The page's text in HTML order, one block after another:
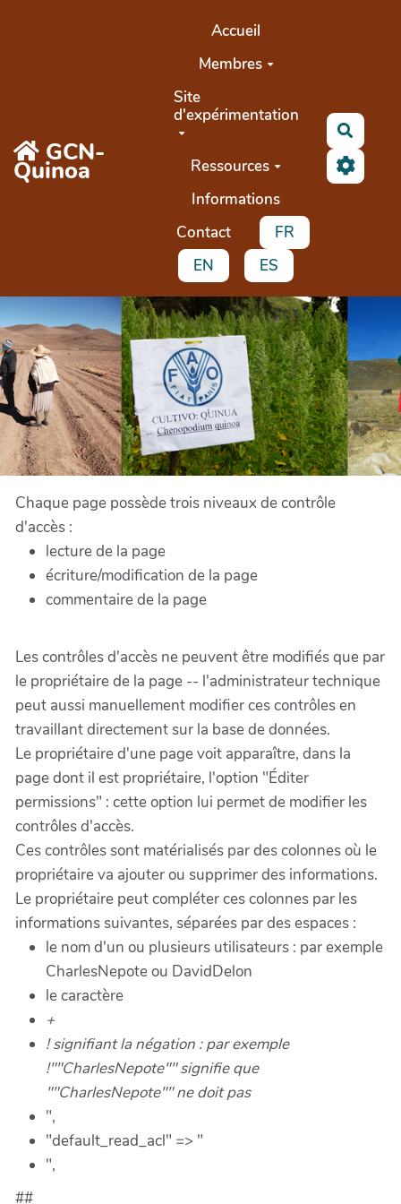
GCN-
Quinoa
Accueil
Membres
Site
d'expérimentation
Ressources
Informations
Contact
FR
EN
ES
Chaque page possède trois niveaux de contrôle
d'accès :
lecture de la page
écriture/modification de la page
commentaire de la page
Les contrôles d'accès ne peuvent être modifiés que par
le propriétaire de la page -- l'administrateur technique
peut aussi manuellement modifier ces contrôles en
travaillant directement sur la base de données.
Le propriétaire d'une page voit apparaître, dans la
page dont il est propriétaire, l'option "Éditer
permissions" : cette option lui permet de modifier les
contrôles d'accès.
Ces contrôles sont matérialisés par des colonnes où le
propriétaire va ajouter ou supprimer des informations.
Le propriétaire peut compléter ces colonnes par les
informations suivantes, séparées par des espaces :
le nom d'un ou plusieurs utilisateurs : par exemple
CharlesNepote ou DavidDelon
le caractère
+
!signifiant la négation : par exemple
!""CharlesNepote"" signifie que
""CharlesNepote""ne doit pas
",
"default_read_acl" => "
",
##